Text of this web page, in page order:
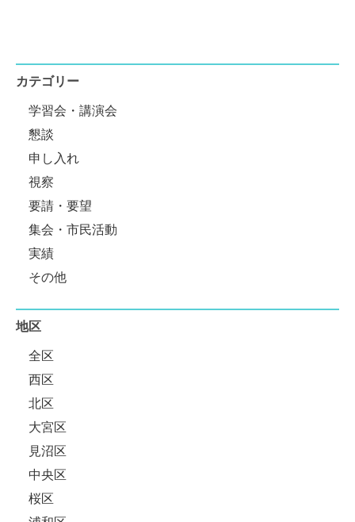
カテゴリー
学習会・講演会
懇談
申し入れ
視察
要請・要望
集会・市民活動
実績
その他
地区
全区
西区
北区
大宮区
見沼区
中央区
桜区